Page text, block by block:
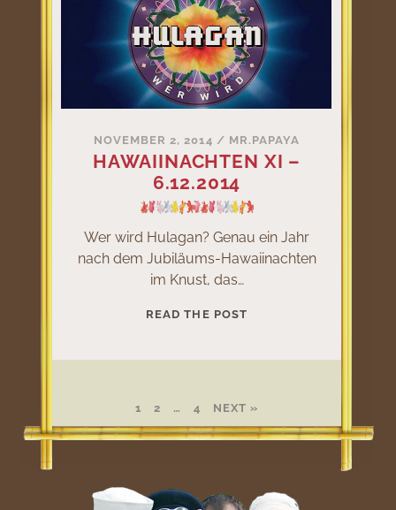
NOVEMBER 2, 2014 / MR.PAPAYA
HAWAIINACHTEN XI –
6.12.2014
Wer wird Hulagan? Genau ein Jahr
nach dem Jubiläums-Hawaiinachten
im Knust, das…
READ THE POSTHAWAIINACHTEN
1 2 … 4 NEXT »